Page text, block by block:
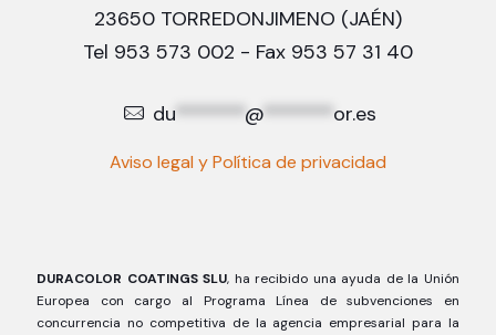
23650 TORREDONJIMENO (JAÉN)
Tel 953 573 002 - Fax 953 57 31 40
du*******@*******or.es
Aviso legal y Política de privacidad
DURACOLOR COATINGS SLU, ha recibido una ayuda de la Unión
Europea con cargo al Programa Línea de subvenciones en
concurrencia no competitiva de la agencia empresarial para la